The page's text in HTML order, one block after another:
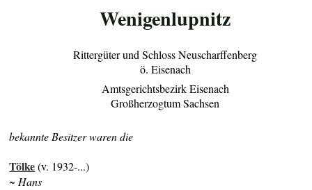
Wenigenlupnitz
Rittergüter und Schloss Neuscharffenberg
ö. Eisenach
Amtsgerichtsbezirk Eisenach
Großherzogtum Sachsen
bekannte Besitzer waren die
Tölke(v. 1932-...)
~ Hans